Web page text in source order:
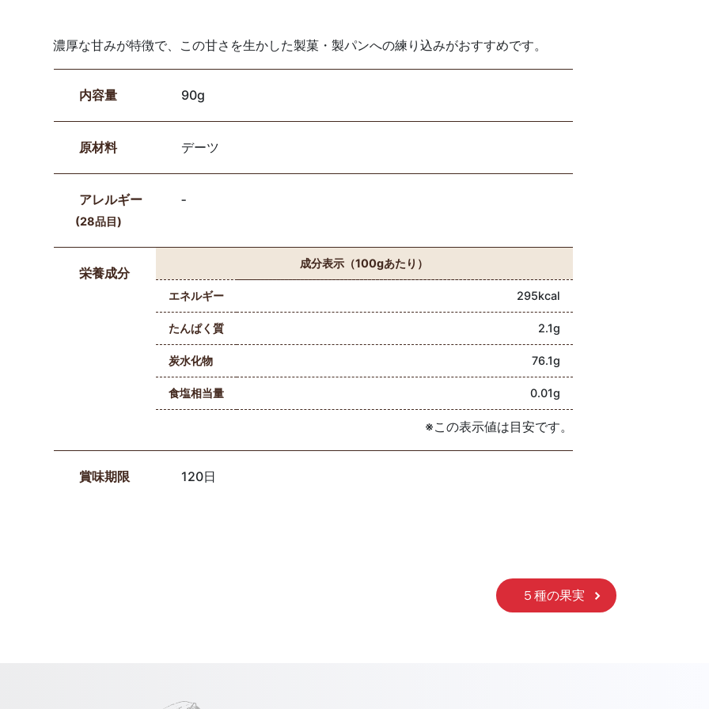
濃厚な甘みが特徴で、この甘さを生かした製菓・製パンへの練り込みがおすすめです。
内容量 90g
原材料 デーツ
アレルギー
(28品目)
‐
栄養成分
成分表示（100gあたり）
エネルギー 295kcal
たんぱく質 2.1g
炭水化物 76.1g
食塩相当量 0.01g
※この表示値は目安です。
賞味期限 120日
５種の果実